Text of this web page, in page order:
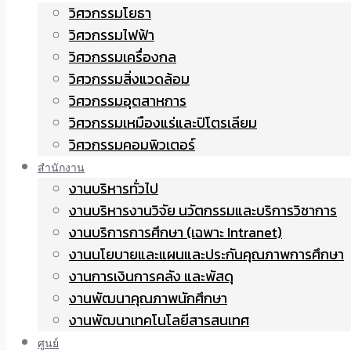
วิศวกรรมโยธา
วิศวกรรมไฟฟ้า
วิศวกรรมเครื่องกล
วิศวกรรมสิ่งแวดล้อม
วิศวกรรมอุตสาหการ
วิศวกรรมเหมืองแร่และปิโตรเลียม
วิศวกรรมคอมพิวเตอร์
สำนักงาน
งานบริหารทั่วไป
งานบริหารงานวิจัย นวัตกรรมและบริการวิชาการ
งานบริการการศึกษา (เฉพาะ Intranet)
งานนโยบายและแผนและประกันคุณภาพการศึกษา
งานการเงินการคลัง และพัสดุ
งานพัฒนาคุณภาพนักศึกษา
งานพัฒนาเทคโนโลยีสารสนเทศ
ศูนย์